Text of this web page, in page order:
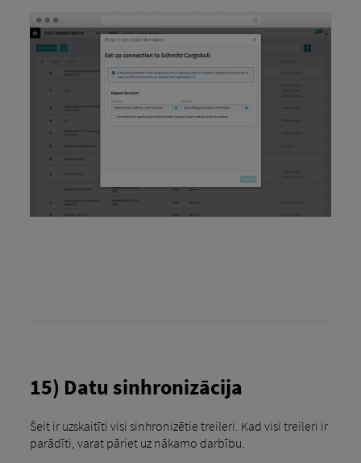
15) Datu sinhronizācija
Šeit ir uzskaitīti visi sinhronizētie treileri. Kad visi treileri ir
parādīti, varat pāriet uz nākamo darbību.